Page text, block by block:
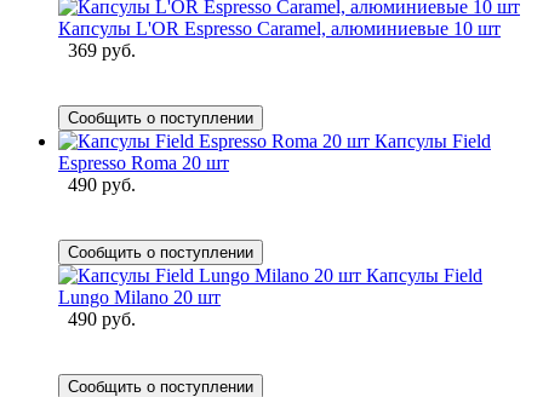
Капсулы L'OR Espresso Caramel, алюминиевые 10 шт
369 руб.
Сообщить о поступлении
Капсулы Field
Espresso Roma 20 шт
490 руб.
Сообщить о поступлении
Капсулы Field
Lungo Milano 20 шт
490 руб.
Сообщить о поступлении